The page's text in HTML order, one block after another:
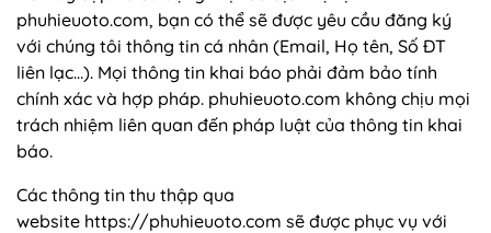
phuhieuoto.com, bạn có thể sẽ được yêu cầu đăng ký
với chúng tôi thông tin cá nhân (Email, Họ tên, Số ĐT
liên lạc…). Mọi thông tin khai báo phải đảm bảo tính
chính xác và hợp pháp. phuhieuoto.com không chịu mọi
trách nhiệm liên quan đến pháp luật của thông tin khai
báo.
Các thông tin thu thập qua
website https://phuhieuoto.com sẽ được phục vụ với